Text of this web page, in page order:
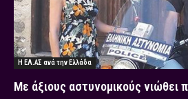
Η ΕΛ.ΑΣ ανά την Ελλάδα
Με άξιους αστυνομικούς νιώθει